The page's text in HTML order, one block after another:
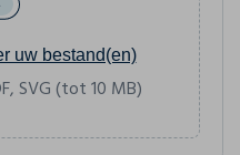
uw bestand(en)
SVG (tot 10 MB)